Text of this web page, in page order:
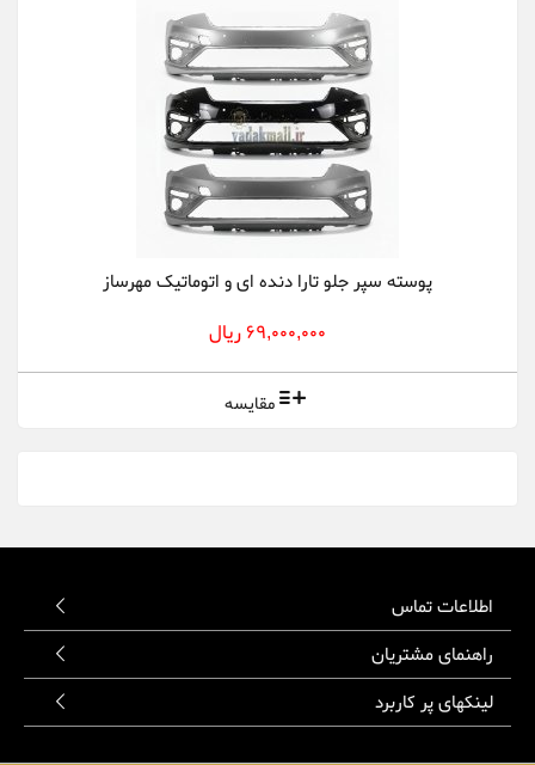
پوسته سپر جلو تارا دنده ای و اتوماتیک مهرساز
69,000,000 ریال
مقایسه
اطلاعات تماس
راهنمای مشتریان
لینکهای پر کاربرد